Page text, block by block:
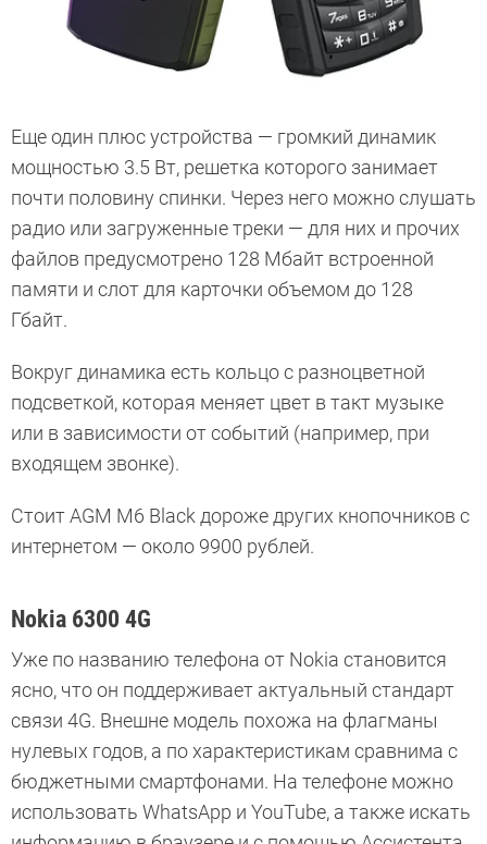
Еще один плюс устройства — громкий динамик
мощностью 3.5 Вт, решетка которого занимает
почти половину спинки. Через него можно слушать
радио или загруженные треки — для них и прочих
файлов предусмотрено 128 Мбайт встроенной
памяти и слот для карточки объемом до 128
Гбайт.
Вокруг динамика есть кольцо с разноцветной
подсветкой, которая меняет цвет в такт музыке
или в зависимости от событий (например, при
входящем звонке).
Стоит AGM M6 Black дороже других кнопочников с
интернетом — около 9900 рублей.
Nokia 6300 4G
Уже по названию телефона от Nokia становится
ясно, что он поддерживает актуальный стандарт
связи 4G. Внешне модель похожа на флагманы
нулевых годов, а по характеристикам сравнима с
бюджетными смартфонами. На телефоне можно
использовать WhatsApp и YouTube, а также искать